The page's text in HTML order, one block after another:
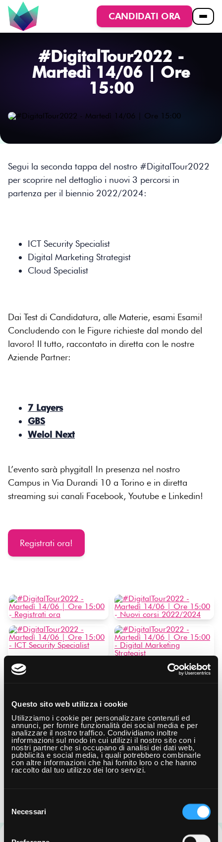
Questo sito web utilizza i cookie
Utilizziamo i cookie per personalizzare contenuti ed
annunci, per fornire funzionalità dei social media e per
analizzare il nostro traffico. Condividiamo inoltre
informazioni sul modo in cui utilizzi il nostro sito con i
nostri partner che si occupano di analisi dei dati web,
pubblicità e social media, i quali potrebbero combinarle
con altre informazioni che hai fornito loro o che hanno
raccolto dal tuo utilizzo dei loro servizi.
del
consenso
Necessari
CANDIDATI ORA
#DigitalTour2022 -
Martedì 14/06 | Ore
15:00
Segui la seconda tappa del nostro #DigitalTour2022
per scoprire nel dettaglio i nuovi 3 percorsi in
partenza per il biennio 2022/2024:
ICT Security Specialist
Digital Marketing Strategist
Cloud Specialist
Dai Test di Candidatura, alle Materie, esami Esami!
Concludendo con le Figure richieste dal mondo del
lavoro! Il tutto, raccontato in diretta con le nostre
Aziende Partner:
7 Layers
GBS
Welol Next
L’evento sarà phygital! In presenza nel nostro
Campus in Via Durandi 10 a Torino e in diretta
streaming sui canali Facebook, Youtube e Linkedin!
Registrati ora!
Leggi altri articoli
Aperto il bando di Selezione Studenti
- CANDIDATI ORA!
Aperto il bando di selezione studenti per il biennio
2026/2028 - Candidati ora alla prima Istruttoria! È
ufficialmente partita la…
Open